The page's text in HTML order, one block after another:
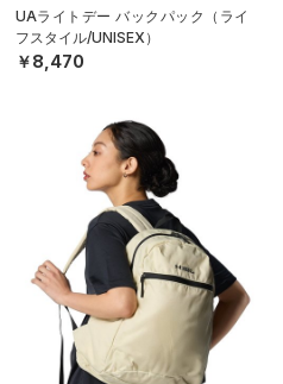
UAライトデー バックパック（ライ
フスタイル/UNISEX）
￥8,470